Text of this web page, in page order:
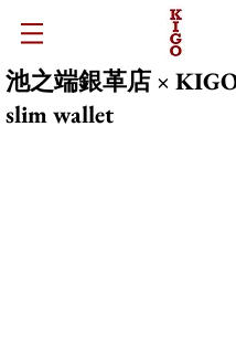
池之端銀革店 ×
slim wallet